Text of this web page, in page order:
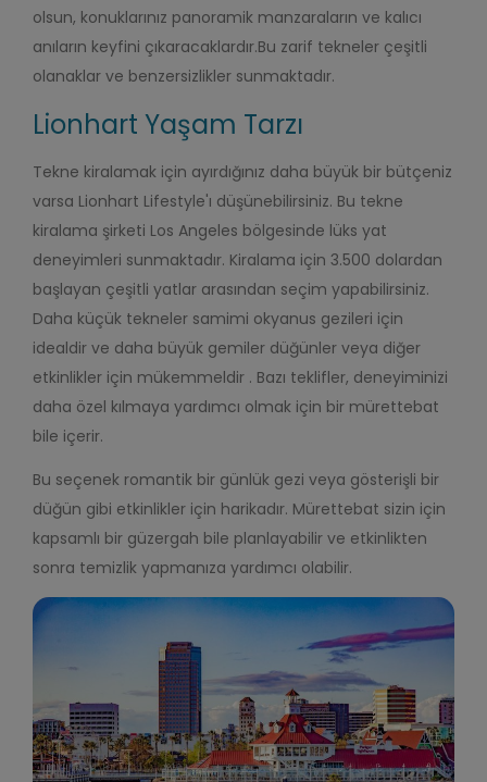
olsun, konuklarınız panoramik manzaraların ve kalıcı
anıların keyfini çıkaracaklardır.Bu zarif tekneler çeşitli
olanaklar ve benzersizlikler sunmaktadır.
Lionhart Yaşam Tarzı
Tekne kiralamak için ayırdığınız daha büyük bir bütçeniz
varsa Lionhart Lifestyle'ı düşünebilirsiniz. Bu tekne
kiralama şirketi Los Angeles bölgesinde lüks yat
deneyimleri sunmaktadır. Kiralama için 3.500 dolardan
başlayan çeşitli yatlar arasından seçim yapabilirsiniz.
Daha küçük tekneler samimi okyanus gezileri için
idealdir ve daha büyük gemiler düğünler veya diğer
etkinlikler için mükemmeldir . Bazı teklifler, deneyiminizi
daha özel kılmaya yardımcı olmak için bir mürettebat
bile içerir.
Bu seçenek romantik bir günlük gezi veya gösterişli bir
düğün gibi etkinlikler için harikadır. Mürettebat sizin için
kapsamlı bir güzergah bile planlayabilir ve etkinlikten
sonra temizlik yapmanıza yardımcı olabilir.